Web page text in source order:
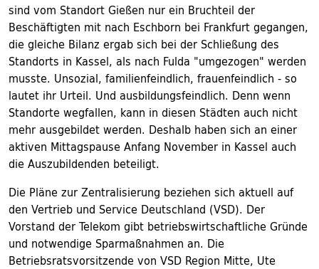
sind vom Standort Gießen nur ein Bruchteil der
Beschäftigten mit nach Eschborn bei Frankfurt gegangen,
die gleiche Bilanz ergab sich bei der Schließung des
Standorts in Kassel, als nach Fulda "umgezogen" werden
musste. Unsozial, familienfeindlich, frauenfeindlich - so
lautet ihr Urteil. Und ausbildungsfeindlich. Denn wenn
Standorte wegfallen, kann in diesen Städten auch nicht
mehr ausgebildet werden. Deshalb haben sich an einer
aktiven Mittagspause Anfang November in Kassel auch
die Auszubildenden beteiligt.
Die Pläne zur Zentralisierung beziehen sich aktuell auf
den Vertrieb und Service Deutschland (VSD). Der
Vorstand der Telekom gibt betriebswirtschaftliche Gründe
und notwendige Sparmaßnahmen an. Die
Betriebsratsvorsitzende von VSD Region Mitte, Ute